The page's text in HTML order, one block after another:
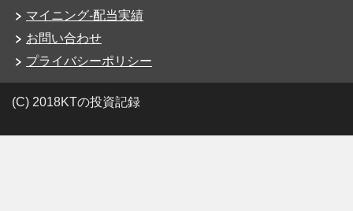
マイニング-配当実績
お問い合わせ
プライバシーポリシー
(C) 2018KTの投資記録